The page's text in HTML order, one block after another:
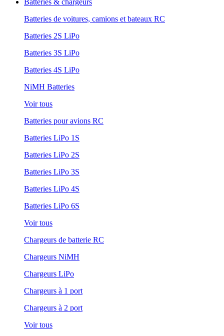
Batteries & chargeurs
Batteries de voitures, camions et bateaux RC
Batteries 2S LiPo
Batteries 3S LiPo
Batteries 4S LiPo
NiMH Batteries
Voir tous
Batteries pour avions RC
Batteries LiPo 1S
Batteries LiPo 2S
Batteries LiPo 3S
Batteries LiPo 4S
Batteries LiPo 6S
Voir tous
Chargeurs de batterie RC
Chargeurs NiMH
Chargeurs LiPo
Chargeurs à 1 port
Chargeurs à 2 port
Voir tous